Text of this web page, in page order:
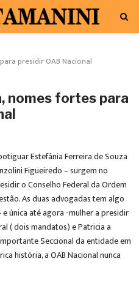
presidir OAB Nacional
nomes fortes para
Estefânia Ferreira de Souza
Figueiredo – surgem no
o Conselho Federal da Ordem
As duas advogadas tem algo
única até agora -mulher a presidir
( dois mandatos) e Patricia a
Seccional da entidade em
história, a OAB Nacional nunca